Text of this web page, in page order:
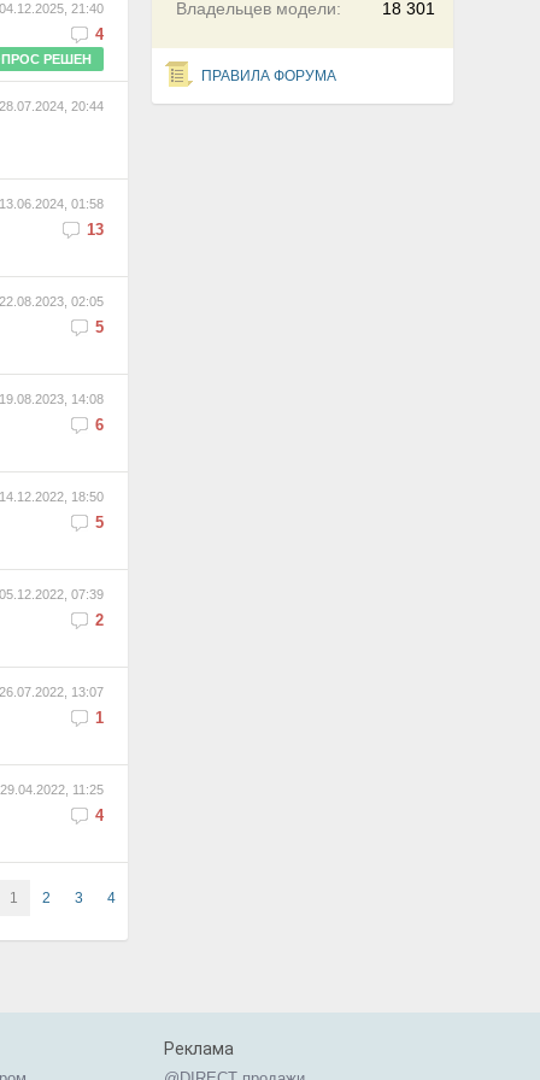
18 301
Владельцев модели:
ПРАВИЛА ФОРУМА
04.12.2025, 21:40
4
РЕШЕН
28.07.2024, 20:44
13.06.2024, 01:58
13
22.08.2023, 02:05
5
19.08.2023, 14:08
6
14.12.2022, 18:50
5
05.12.2022, 07:39
2
26.07.2022, 13:07
1
29.04.2022, 11:25
4
1 2 3 4
Реклама